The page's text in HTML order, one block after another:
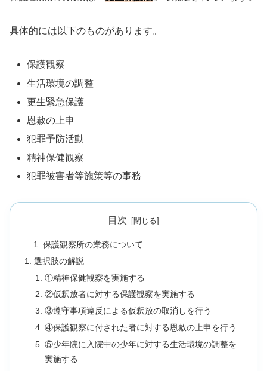
具体的には以下のものがあります。
保護観察
生活環境の調整
更生緊急保護
恩赦の上申
犯罪予防活動
精神保健観察
犯罪被害者等施策等の事務
目次
保護観察所の業務について
選択肢の解説
①精神保健観察を実施する
②仮釈放者に対する保護観察を実施する
③遵守事項違反による仮釈放の取消しを行う
④保護観察に付された者に対する恩赦の上申を行う
⑤少年院に入院中の少年に対する生活環境の調整を
実施する